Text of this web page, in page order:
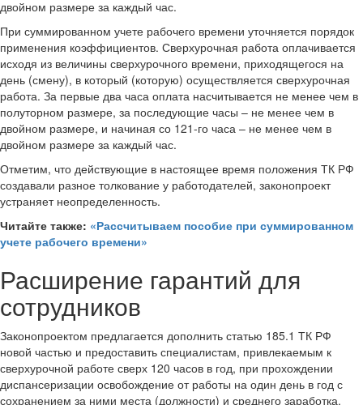
двойном размере за каждый час.
При суммированном учете рабочего времени уточняется порядок
применения коэффициентов. Сверхурочная работа оплачивается
исходя из величины сверхурочного времени, приходящегося на
день (смену), в который (которую) осуществляется сверхурочная
работа. За первые два часа оплата насчитывается не менее чем в
полуторном размере, за последующие часы – не менее чем в
двойном размере, и начиная со 121-го часа – не менее чем в
двойном размере за каждый час.
Отметим, что действующие в настоящее время положения ТК РФ
создавали разное толкование у работодателей, законопроект
устраняет неопределенность.
Читайте также: «Рассчитываем пособие при суммированном
учете рабочего времени»
Расширение гарантий для
сотрудников
Законопроектом предлагается дополнить статью 185.1 ТК РФ
новой частью и предоставить специалистам, привлекаемым к
сверхурочной работе сверх 120 часов в год, при прохождении
диспансеризации освобождение от работы на один день в год с
сохранением за ними места (должности) и среднего заработка.